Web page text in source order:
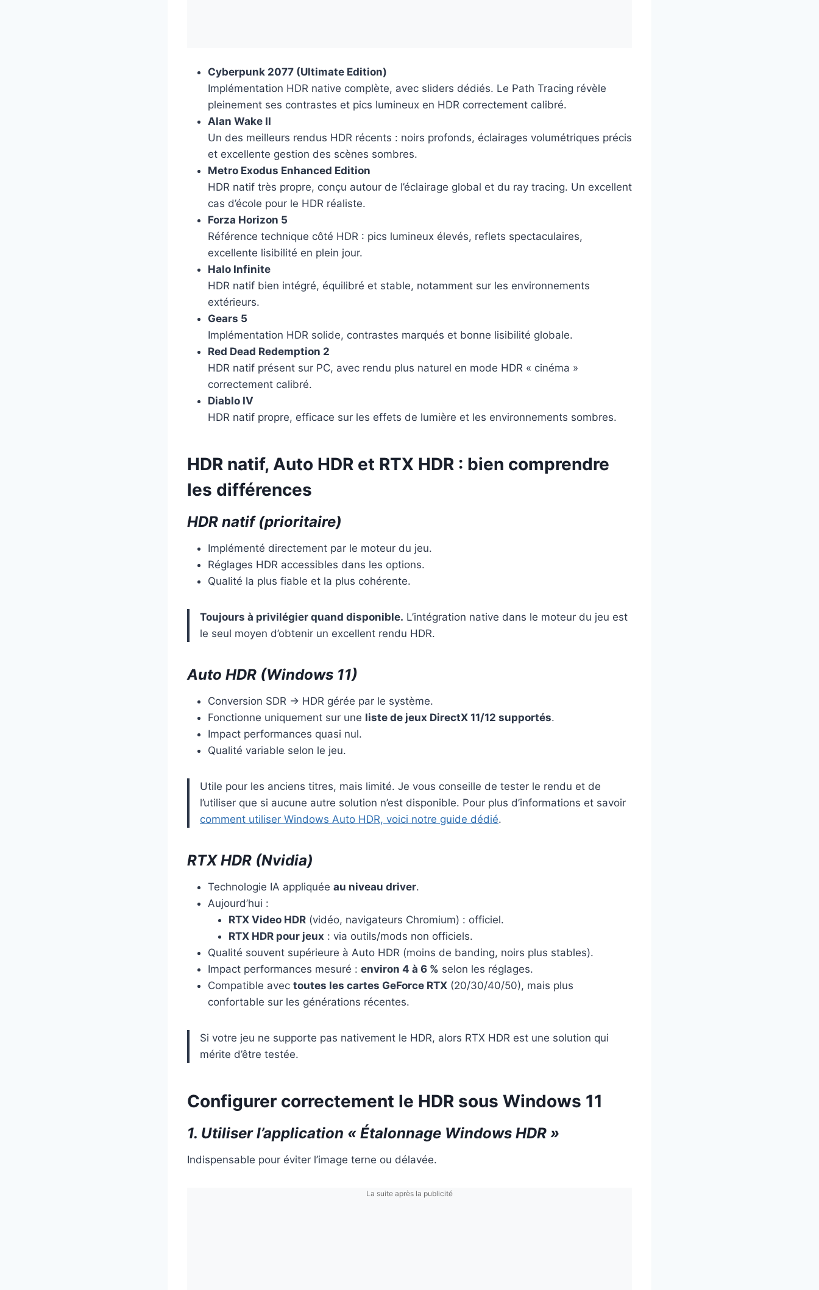
Cyberpunk 2077 (Ultimate Edition)
Implémentation HDR native complète, avec sliders dédiés. Le Path Tracing révèle
pleinement ses contrastes et pics lumineux en HDR correctement calibré.
Alan Wake II
Un des meilleurs rendus HDR récents : noirs profonds, éclairages volumétriques précis
et excellente gestion des scènes sombres.
Metro Exodus Enhanced Edition
HDR natif très propre, conçu autour de l’éclairage global et du ray tracing. Un excellent
cas d’école pour le HDR réaliste.
Forza Horizon 5
Référence technique côté HDR : pics lumineux élevés, reflets spectaculaires,
excellente lisibilité en plein jour.
Halo Infinite
HDR natif bien intégré, équilibré et stable, notamment sur les environnements
extérieurs.
Gears 5
Implémentation HDR solide, contrastes marqués et bonne lisibilité globale.
Red Dead Redemption 2
HDR natif présent sur PC, avec rendu plus naturel en mode HDR « cinéma »
correctement calibré.
Diablo IV
HDR natif propre, efficace sur les effets de lumière et les environnements sombres.
HDR natif, Auto HDR et RTX HDR : bien comprendre
les différences
HDR natif (prioritaire)
Implémenté directement par le moteur du jeu.
Réglages HDR accessibles dans les options.
Qualité la plus fiable et la plus cohérente.
Toujours à privilégier quand disponible. L’intégration native dans le moteur du jeu est
le seul moyen d’obtenir un excellent rendu HDR.
Auto HDR (Windows 11)
Conversion SDR → HDR gérée par le système.
Fonctionne uniquement sur une liste de jeux DirectX 11/12 supportés.
Impact performances quasi nul.
Qualité variable selon le jeu.
Utile pour les anciens titres, mais limité. Je vous conseille de tester le rendu et de
l’utiliser que si aucune autre solution n’est disponible. Pour plus d’informations et savoir
comment utiliser Windows Auto HDR, voici notre guide dédié.
RTX HDR (Nvidia)
Technologie IA appliquée au niveau driver.
Aujourd’hui :
RTX Video HDR (vidéo, navigateurs Chromium) : officiel.
RTX HDR pour jeux : via outils/mods non officiels.
Qualité souvent supérieure à Auto HDR (moins de banding, noirs plus stables).
Impact performances mesuré : environ 4 à 6 % selon les réglages.
Compatible avec toutes les cartes GeForce RTX (20/30/40/50), mais plus
confortable sur les générations récentes.
Si votre jeu ne supporte pas nativement le HDR, alors RTX HDR est une solution qui
mérite d’être testée.
Configurer correctement le HDR sous Windows 11
1. Utiliser l’application « Étalonnage Windows HDR »
Indispensable pour éviter l’image terne ou délavée.
La suite après la publicité